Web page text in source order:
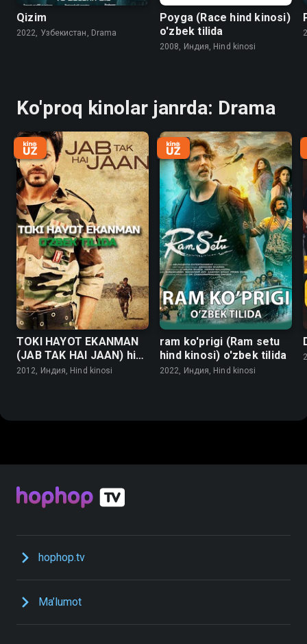
Qizim
2022, Узбекистан, Drama
Poyga (Race hind kinosi)
o'zbek tilida
2008, Индия, Hind kinosi
Ko'proq kinolar janrda: Drama
TOKI HAYOT EKANMAN
(JAB TAK HAI JAAN) hind
kinosi o'zbek tilida
2012, Индия, Hind kinosi
ram ko'prigi (Ram setu
hind kinosi) o'zbek tilida
2022, Индия, Hind kinosi
hophop.tv
Ma’lumot